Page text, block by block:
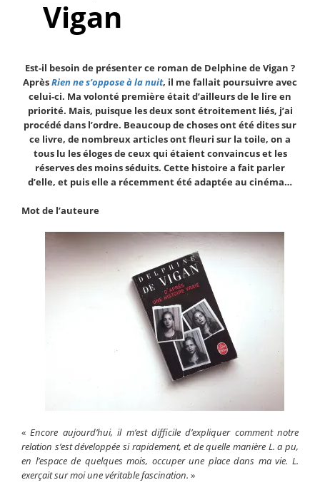
Vigan
Est-il besoin de présenter ce roman de Delphine de Vigan ?
AprèsRien ne s’oppose à la nuit, il me fallait poursuivre avec
celui-ci. Ma volonté première était d’ailleurs de le lire en
priorité. Mais, puisque les deux sont étroitement liés, j’ai
procédé dans l’ordre. Beaucoup de choses ont été dites sur
ce livre, de nombreux articles ont fleuri sur la toile, on a
tous lu les éloges de ceux qui étaient convaincus et les
réserves des moins séduits. Cette histoire a fait parler
d’elle, et puis elle a récemmentété adaptée au cinéma…
Mot de l’auteure
«Encore aujourd’hui, il m’est difficile d’expliquer comment notre
relation s’est développée si rapidement, et de quelle manière L. a pu,
en l’espace de quelques mois, occuper une place dans ma vie. L.
exerçait sur moi une véritable fascination. »